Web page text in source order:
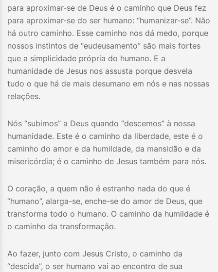
para aproximar-se de Deus é o caminho que Deus fez
para aproximar-se do ser humano: “humanizar-se”. Não
há outro caminho. Esse caminho nos dá medo, porque
nossos instintos de “eudeusamento” são mais fortes
que a simplicidade própria do humano. E a
humanidade de Jesus nos assusta porque desvela
tudo o que há de mais desumano em nós e nas nossas
relações.
Nós “subimos” a Deus quando “descemos” à nossa
humanidade. Este é o caminho da liberdade, este é o
caminho do amor e da humildade, da mansidão e da
misericórdia; é o caminho de Jesus também para nós.
O coração, a quem não é estranho nada do que é
“humano”, alarga-se, enche-se do amor de Deus, que
transforma todo o humano. O caminho da humildade é
o caminho da transformação.
Ao fazer, junto com Jesus Cristo, o caminho da
“descida”, o ser humano vai ao encontro de sua